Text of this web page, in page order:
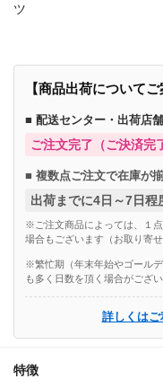
ツ
【商品出荷についてご
■ 配送センター・出荷店
ご注文完了（ご決済完
■ 複数点ご注文で在庫が
出荷までに4日～7日程
※ご注文商品によっては、１
場合もございます（お取り寄
※繁忙期（年末年始やゴール
も多く日数を頂く場合がござい
詳しくは
特徴